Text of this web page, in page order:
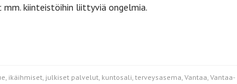
kiinteistöihin liittyviä ongelmia.
, ikäihmiset, julkiset palvelut, kuntosali, terveysasema, Vantaa, Vantaa-